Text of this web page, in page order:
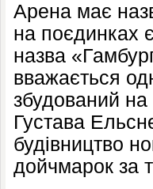
Арена має
на поєдинках
назва
вважається
збудований на
Густава
будівництво
дойчмарок за